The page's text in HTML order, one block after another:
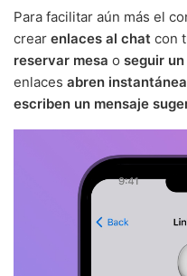
Para facilitar aún más el
crear enlaces al chat con
reservar mesa o seguir
enlaces abren
escriben un mensaje